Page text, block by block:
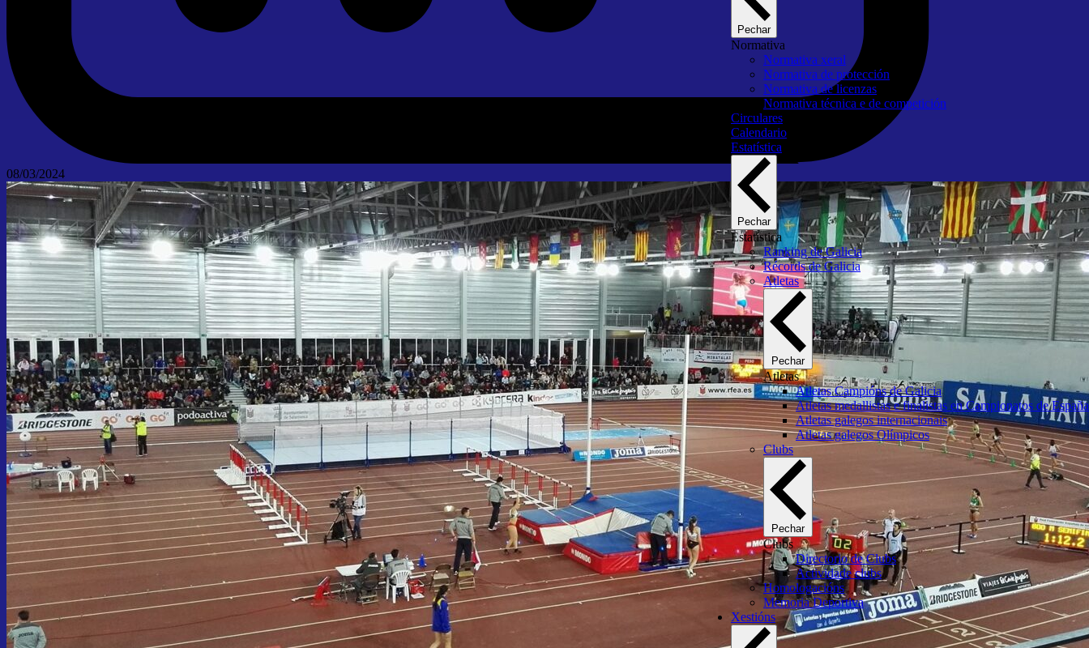
Pechar
Normativa
Normativa xeral
Normativa de protección
Normativa de licenzas
Normativa técnica e de competición
Circulares
Calendario
Estatística
Pechar
Estatística
Ranking de Galicia
Récords de Galicia
Atletas
Pechar
Atletas
Atletas Campións de Galicia
Atletas medallistas e finalistas en Campionatos de España
Atletas galegos internacionais
Atletas galegos Olímpicos
Clubs
Pechar
Clubs
Directorio de Clubs
Actividade clubs
Homologacións
Memoria Deportiva
Xestións
08/03/2024